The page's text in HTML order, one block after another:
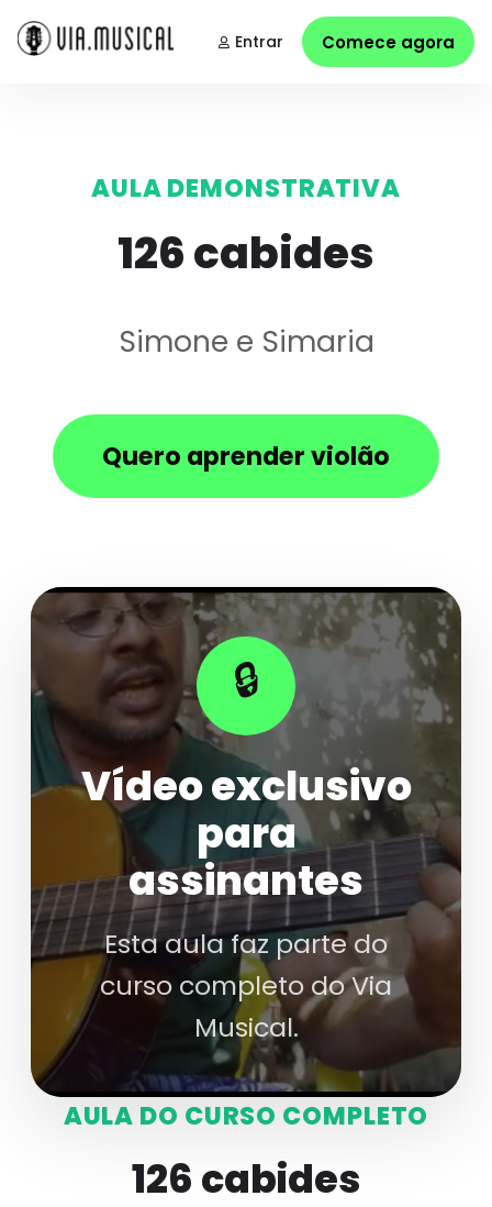
Entrar Comece agora
AULA DEMONSTRATIVA
126 cabides
Simone e Simaria
Quero aprender violão
🔒
Vídeo exclusivo
para
assinantes
Esta aula faz parte do
curso completo do Via
Musical.
AULA DO CURSO COMPLETO
126 cabides